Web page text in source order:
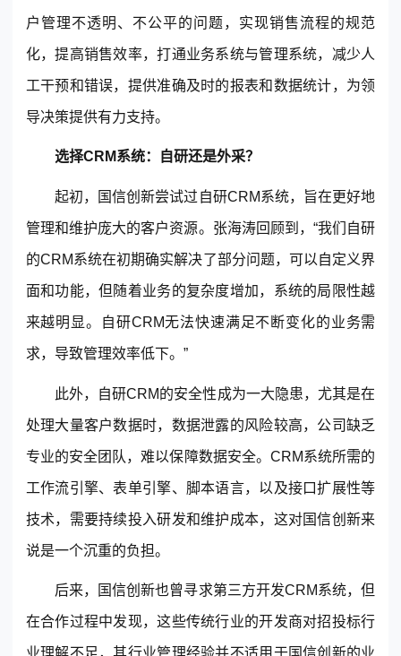
户管理不透明、不公平的问题，实现销售流程的规范
化，提高销售效率，打通业务系统与管理系统，减少人
工干预和错误，提供准确及时的报表和数据统计，为领
导决策提供有力支持。
选择CRM系统：自研还是外采？
起初，国信创新尝试过自研CRM系统，旨在更好地
管理和维护庞大的客户资源。张海涛回顾到，“我们自研
的CRM系统在初期确实解决了部分问题，可以自定义界
面和功能，但随着业务的复杂度增加，系统的局限性越
来越明显。自研CRM无法快速满足不断变化的业务需
求，导致管理效率低下。”
此外，自研CRM的安全性成为一大隐患，尤其是在
处理大量客户数据时，数据泄露的风险较高，公司缺乏
专业的安全团队，难以保障数据安全。CRM系统所需的
工作流引擎、表单引擎、脚本语言，以及接口扩展性等
技术，需要持续投入研发和维护成本，这对国信创新来
说是一个沉重的负担。
后来，国信创新也曾寻求第三方开发CRM系统，但
在合作过程中发现，这些传统行业的开发商对招投标行
业理解不足，其行业管理经验并不适用于国信创新的业